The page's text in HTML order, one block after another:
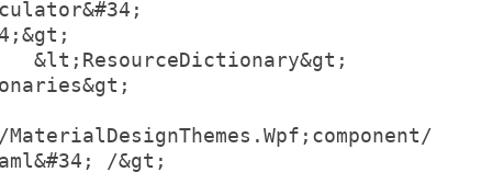
&lt;ResourceDictionary&gt;
/&gt;